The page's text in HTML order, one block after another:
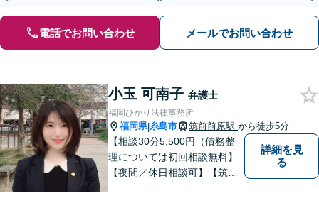
電話でお問い合わせ メールでお問い合わせ
小玉 可南子 弁護士
福岡ひかり法律事務所
福岡県|糸島市 筑前前原駅 から徒歩5分
【相談30分5,500円（債務整
理については初回相談無料】
【夜間／休日相談可】【筑前
詳細を見
る